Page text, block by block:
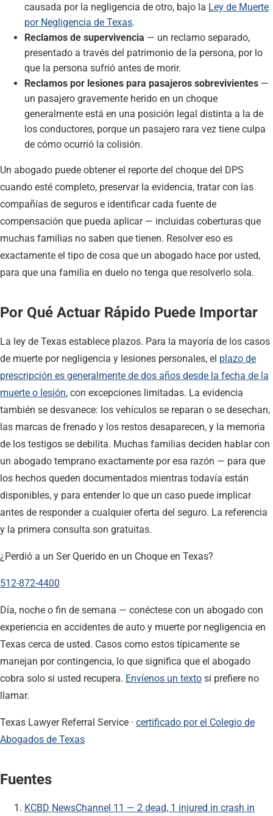
causada por la negligencia de otro, bajo la Ley de Muerte
por Negligencia de Texas.
Reclamos de supervivencia — un reclamo separado,
presentado a través del patrimonio de la persona, por lo
que la persona sufrió antes de morir.
Reclamos por lesiones para pasajeros sobrevivientes —
un pasajero gravemente herido en un choque
generalmente está en una posición legal distinta a la de
los conductores, porque un pasajero rara vez tiene culpa
de cómo ocurrió la colisión.
Un abogado puede obtener el reporte del choque del DPS
cuando esté completo, preservar la evidencia, tratar con las
compañías de seguros e identificar cada fuente de
compensación que pueda aplicar — incluidas coberturas que
muchas familias no saben que tienen. Resolver eso es
exactamente el tipo de cosa que un abogado hace por usted,
para que una familia en duelo no tenga que resolverlo sola.
Por Qué Actuar Rápido Puede Importar
La ley de Texas establece plazos. Para la mayoría de los casos
de muerte por negligencia y lesiones personales, el plazo de
prescripción es generalmente de dos años desde la fecha de la
muerte o lesión, con excepciones limitadas. La evidencia
también se desvanece: los vehículos se reparan o se desechan,
las marcas de frenado y los restos desaparecen, y la memoria
de los testigos se debilita. Muchas familias deciden hablar con
un abogado temprano exactamente por esa razón — para que
los hechos queden documentados mientras todavía están
disponibles, y para entender lo que un caso puede implicar
antes de responder a cualquier oferta del seguro. La referencia
y la primera consulta son gratuitas.
¿Perdió a un Ser Querido en un Choque en Texas?
512-872-4400
Día, noche o fin de semana — conéctese con un abogado con
experiencia en accidentes de auto y muerte por negligencia en
Texas cerca de usted. Casos como estos típicamente se
manejan por contingencia, lo que significa que el abogado
cobra solo si usted recupera. Envíenos un texto si prefiere no
llamar.
Texas Lawyer Referral Service · certificado por el Colegio de
Abogados de Texas
Fuentes
KCBD NewsChannel 11 — 2 dead, 1 injured in crash in